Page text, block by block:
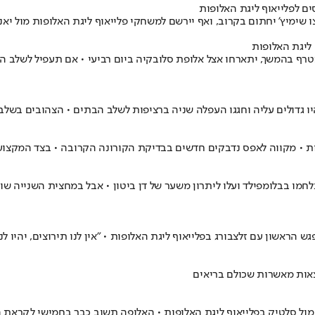
יחתום בקרוב, ואף יירשם למשחקי פלייאוף ליגת האלופות מול
האלופות
בהמשך, יתארחו אצל אלופת סלובקיה ביום רביעי • אם תעפיל
גדולים עליה וחגגו העפלה שניה ברציפות לשלב הבתים • הצהובים
• מקווה לאפס נדבקים חדשים בבדיקת הקורונה הקרובה • בצד
הראשון עם זלצבורג בפלייאוף ליגת האלופות • "אין לנו תירוצים,
מאשרות שכולם בריאים